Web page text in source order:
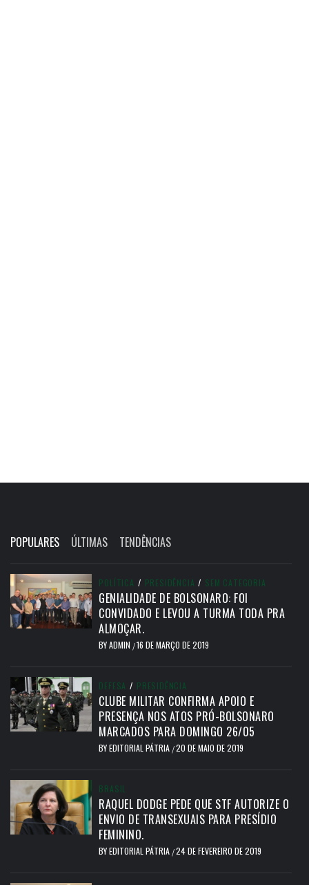
POPULARES ÚLTIMAS TENDÊNCIAS
POLÍTICA / PRESIDÊNCIA / SEM CATEGORIA
GENIALIDADE DE BOLSONARO: FOI
CONVIDADO E LEVOU A TURMA TODA PRA
ALMOÇAR.
BYADMIN /16 DE MARÇO DE 2019
DEFESA / PRESIDÊNCIA
CLUBE MILITAR CONFIRMA APOIO E
PRESENÇA NOS ATOS PRÓ-BOLSONARO
MARCADOS PARA DOMINGO 26/05
BYEDITORIAL PÁTRIA /20 DE MAIO DE 2019
BRASIL
RAQUEL DODGE PEDE QUE STF AUTORIZE O
ENVIO DE TRANSEXUAIS PARA PRESÍDIO
FEMININO.
BYEDITORIAL PÁTRIA /24 DE FEVEREIRO DE 2019